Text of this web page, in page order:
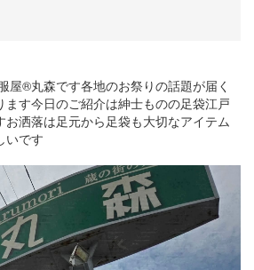
屋®丸森です各地のお祭りの話題が届く
ます今日のご紹介は紳士ものの足袋江戸
洒落は足元から足袋も大切なアイテム
いです